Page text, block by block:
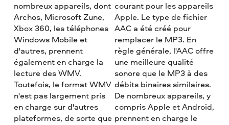
nombreux appareils, dont
Archos, Microsoft Zune,
Xbox 360, les téléphones
Windows Mobile et
d'autres, prennent
également en charge la
lecture des WMV.
Toutefois, le format WMV
n'est pas largement pris
en charge sur d'autres
plateformes, de sorte que
courant pour les appareils
Apple. Le type de fichier
AAC a été créé pour
remplacer le MP3. En
règle générale, l'AAC offre
une meilleure qualité
sonore que le MP3 à des
débits binaires similaires.
De nombreux appareils, y
compris Apple et Android,
prennent en charge le